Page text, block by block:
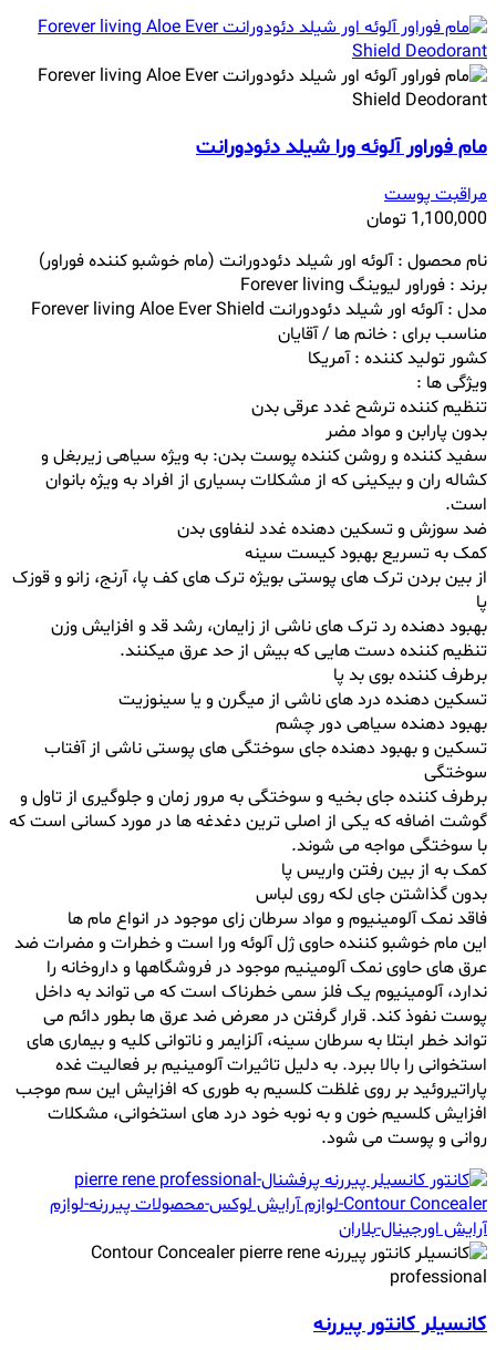
مام فوراور آلوئه ورا شیلد دئودورانت
مراقبت پوست
1,100,000 تومان
نام محصول : آلوئه اور شیلد دئودورانت (مام خوشبو کننده فوراور)
برند : فوراور لیوینگ Forever living
مدل : آلوئه اور شیلد دئودورانت Forever living Aloe Ever Shield
مناسب برای : خانم ها / آقایان
کشور تولید کننده : آمریکا
ویژگی ها :
تنظیم کننده ترشح غدد عرقی بدن
بدون پارابن و مواد مضر
سفید کننده و روشن کننده پوست بدن: به ویژه سیاهی زیربغل و
کشاله ران و بیکینی که از مشکلات بسیاری از افراد به ویژه بانوان
است.
ضد سوزش و تسکین دهنده غدد لنفاوی بدن
کمک به تسریع بهبود کیست سینه
از بین بردن ترک های پوستی بویژه ترک های کف پا، آرنج، زانو و قوزک
پا
بهبود دهنده رد ترک های ناشی از زایمان، رشد قد و افزایش وزن
تنظیم کننده دست هایی که بیش از حد عرق میکنند.
برطرف کننده بوی بد پا
تسکین دهنده درد های ناشی از میگرن و یا سینوزیت
بهبود دهنده سیاهی دور چشم
تسکین و بهبود دهنده جای سوختگی های پوستی ناشی از آفتاب
سوختگی
برطرف کننده جای بخیه و سوختگی به مرور زمان و جلوگیری از تاول و
گوشت اضافه که یکی از اصلی ترین دغدغه ها در مورد کسانی است که
با سوختگی مواجه می شوند.
کمک به از بین رفتن واریس پا
بدون گذاشتن جای لکه روی لباس
فاقد نمک آلومینیوم و مواد سرطان زای موجود در انواع مام ها
این مام خوشبو کننده حاوی ژل آلوئه ورا است و خطرات و مضرات ضد
عرق های حاوی نمک آلومینیم موجود در فروشگاهها و داروخانه را
ندارد، آلومینیوم یک فلز سمی خطرناک است که می تواند به داخل
پوست نفوذ کند. قرار گرفتن در معرض ضد عرق ها بطور دائم می
تواند خطر ابتلا به سرطان سینه، آلزایمر و ناتوانی کلیه و بیماری های
استخوانی را بالا ببرد. به دلیل تاثیرات آلومینیم بر فعالیت غده
پاراتیروئید بر روی غلظت کلسیم به طوری که افزایش این سم موجب
افزایش کلسیم خون و به نوبه خود درد های استخوانی، مشکلات
روانی و پوست می شود.
کانسیلر کانتور پیررنه